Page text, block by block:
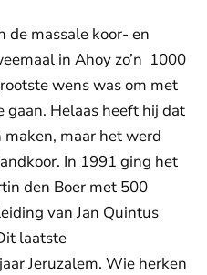
de massale koor- en
in Ahoy zo’n 1000
wens was om met
gaan. Helaas heeft hij dat
maar het werd
In 1991 ging het
den Boer met 500
van Jan Quintus
laatste
Jeruzalem. Wie herken